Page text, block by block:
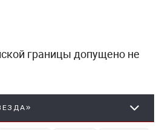
границы допущено не